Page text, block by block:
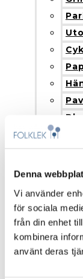
Denna
Vi använder
för sociala
från din enhet
kombinera
använt deras
Om